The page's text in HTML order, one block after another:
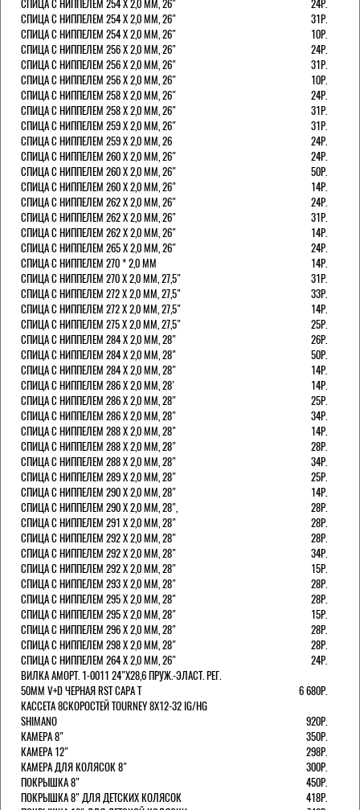
СПИЦА С НИППЕЛЕМ 254 Х 2,0 ММ, 26"
24Р.
СПИЦА С НИППЕЛЕМ 254 Х 2,0 ММ, 26"
31Р.
СПИЦА С НИППЕЛЕМ 254 Х 2,0 ММ, 26"
10Р.
СПИЦА С НИППЕЛЕМ 256 Х 2,0 ММ, 26"
24Р.
СПИЦА С НИППЕЛЕМ 256 Х 2,0 ММ, 26"
31Р.
СПИЦА С НИППЕЛЕМ 256 Х 2,0 ММ, 26"
10Р.
СПИЦА С НИППЕЛЕМ 258 Х 2,0 ММ, 26"
24Р.
СПИЦА С НИППЕЛЕМ 258 Х 2,0 ММ, 26"
31Р.
СПИЦА С НИППЕЛЕМ 259 Х 2,0 ММ, 26"
31Р.
СПИЦА С НИППЕЛЕМ 259 Х 2,0 ММ, 26
24Р.
СПИЦА С НИППЕЛЕМ 260 Х 2,0 ММ, 26"
24Р.
СПИЦА С НИППЕЛЕМ 260 Х 2,0 ММ, 26"
50Р.
СПИЦА С НИППЕЛЕМ 260 Х 2,0 ММ, 26"
14Р.
СПИЦА С НИППЕЛЕМ 262 Х 2,0 ММ, 26"
24Р.
СПИЦА С НИППЕЛЕМ 262 Х 2,0 ММ, 26"
31Р.
СПИЦА С НИППЕЛЕМ 262 Х 2,0 ММ, 26"
14Р.
СПИЦА С НИППЕЛЕМ 265 Х 2,0 ММ, 26"
24Р.
СПИЦА С НИППЕЛЕМ 270 * 2,0 ММ
14Р.
СПИЦА С НИППЕЛЕМ 270 Х 2,0 ММ, 27,5"
31Р.
СПИЦА С НИППЕЛЕМ 272 Х 2,0 ММ, 27,5"
33Р.
СПИЦА С НИППЕЛЕМ 272 Х 2,0 ММ, 27,5"
14Р.
СПИЦА С НИППЕЛЕМ 275 Х 2,0 ММ, 27,5"
25Р.
СПИЦА С НИППЕЛЕМ 284 Х 2,0 ММ, 28"
26Р.
СПИЦА С НИППЕЛЕМ 284 Х 2,0 ММ, 28"
50Р.
СПИЦА С НИППЕЛЕМ 284 Х 2,0 ММ, 28"
14Р.
СПИЦА С НИППЕЛЕМ 286 Х 2,0 ММ, 28'
14Р.
СПИЦА С НИППЕЛЕМ 286 Х 2,0 ММ, 28"
25Р.
СПИЦА С НИППЕЛЕМ 286 Х 2,0 ММ, 28"
34Р.
СПИЦА С НИППЕЛЕМ 288 Х 2,0 ММ, 28"
14Р.
СПИЦА С НИППЕЛЕМ 288 Х 2,0 ММ, 28"
28Р.
СПИЦА С НИППЕЛЕМ 288 Х 2,0 ММ, 28"
34Р.
СПИЦА С НИППЕЛЕМ 289 Х 2,0 ММ, 28"
25Р.
СПИЦА С НИППЕЛЕМ 290 Х 2,0 ММ, 28"
14Р.
СПИЦА С НИППЕЛЕМ 290 Х 2,0 ММ, 28",
28Р.
СПИЦА С НИППЕЛЕМ 291 Х 2,0 ММ, 28"
28Р.
СПИЦА С НИППЕЛЕМ 292 Х 2,0 ММ, 28"
28Р.
СПИЦА С НИППЕЛЕМ 292 Х 2,0 ММ, 28"
34Р.
СПИЦА С НИППЕЛЕМ 292 Х 2,0 ММ, 28"
15Р.
СПИЦА С НИППЕЛЕМ 293 Х 2,0 ММ, 28"
28Р.
СПИЦА С НИППЕЛЕМ 295 Х 2,0 ММ, 28"
28Р.
СПИЦА С НИППЕЛЕМ 295 Х 2,0 ММ, 28"
15Р.
СПИЦА С НИППЕЛЕМ 296 Х 2,0 ММ, 28"
28Р.
СПИЦА С НИППЕЛЕМ 298 Х 2,0 ММ, 28"
28Р.
СПИЦА С НИППЕЛЕМ 264 Х 2,0 ММ, 26"
24Р.
ВИЛКА АМОРТ. 1-0011 24"Х28,6 ПРУЖ.-ЭЛАСТ. РЕГ.
50ММ V+D ЧЕРНАЯ RST CAPA Т
6 680Р.
КАССЕТА 8СКОРОСТЕЙ TOURNEY 8Х12-32 IG/HG
SHIMANO
920Р.
КАМЕРА 8"
350Р.
КАМЕРА 12"
298Р.
КАМЕРА ДЛЯ КОЛЯСОК 8"
300Р.
ПОКРЫШКА 8"
450Р.
ПОКРЫШКА 8" ДЛЯ ДЕТСКИХ КОЛЯСОК
418Р.